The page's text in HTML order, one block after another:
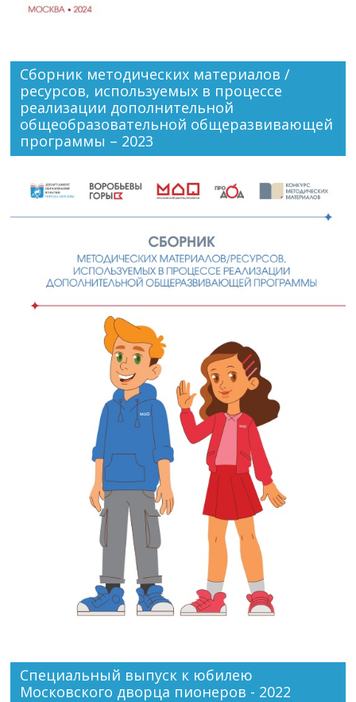
Сборник методических материалов /
ресурсов, используемых в процессе
реализации дополнительной
общеобразовательной общеразвивающей
программы – 2023
Специальный выпуск к юбилею
Московского дворца пионеров - 2022